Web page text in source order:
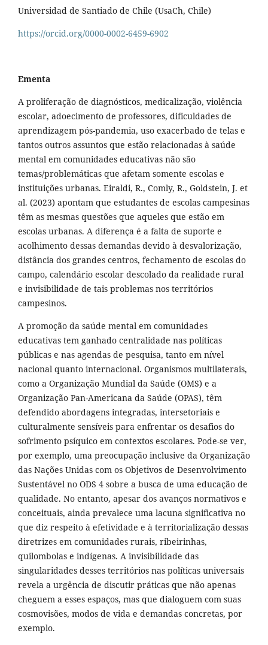
Universidad de Santiado de Chile (UsaCh, Chile)
https://orcid.org/0000-0002-6459-6902
Ementa
A proliferação de diagnósticos, medicalização, violência
escolar, adoecimento de professores, dificuldades de
aprendizagem pós-pandemia, uso exacerbado de telas e
tantos outros assuntos que estão relacionadas à saúde
mental em comunidades educativas não são
temas/problemáticas que afetam somente escolas e
instituições urbanas. Eiraldi, R., Comly, R., Goldstein, J. et
al. (2023) apontam que estudantes de escolas campesinas
têm as mesmas questões que aqueles que estão em
escolas urbanas. A diferença é a falta de suporte e
acolhimento dessas demandas devido à desvalorização,
distância dos grandes centros, fechamento de escolas do
campo, calendário escolar descolado da realidade rural
e invisibilidade de tais problemas nos territórios
campesinos.
A promoção da saúde mental em comunidades
educativas tem ganhado centralidade nas políticas
públicas e nas agendas de pesquisa, tanto em nível
nacional quanto internacional. Organismos multilaterais,
como a Organização Mundial da Saúde (OMS) e a
Organização Pan-Americana da Saúde (OPAS), têm
defendido abordagens integradas, intersetoriais e
culturalmente sensíveis para enfrentar os desafios do
sofrimento psíquico em contextos escolares. Pode-se ver,
por exemplo, uma preocupação inclusive da Organização
das Nações Unidas com os Objetivos de Desenvolvimento
Sustentável no ODS 4 sobre a busca de uma educação de
qualidade. No entanto, apesar dos avanços normativos e
conceituais, ainda prevalece uma lacuna significativa no
que diz respeito à efetividade e à territorialização dessas
diretrizes em comunidades rurais, ribeirinhas,
quilombolas e indígenas. A invisibilidade das
singularidades desses territórios nas políticas universais
revela a urgência de discutir práticas que não apenas
cheguem a esses espaços, mas que dialoguem com suas
cosmovisões, modos de vida e demandas concretas, por
exemplo.